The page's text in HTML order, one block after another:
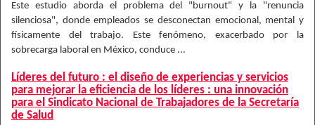
Este estudio aborda el problema del "burnout" y la "renuncia
silenciosa", donde empleados se desconectan emocional, mental y
físicamente del trabajo. Este fenómeno, exacerbado por la
sobrecarga laboral en México, conduce ...
Líderes del futuro : el diseño de experiencias y servicios
para mejorar la eficiencia de los líderes : una innovación
para el Sindicato Nacional de Trabajadores de la Secretaría
de Salud